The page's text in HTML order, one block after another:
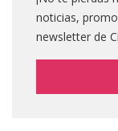
noticias,
newsletter de